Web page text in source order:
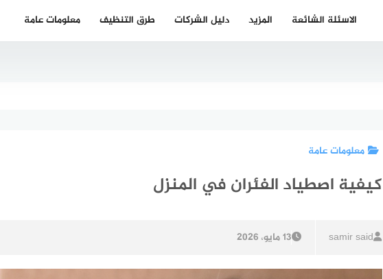
معلومات عامة طرق التنظيف دليل الشركات المزيد الاسئلة الشائعة
معلومات عامة
كيفية اصطياد الفئران في المنزل
samir said 13 مايو، 2026